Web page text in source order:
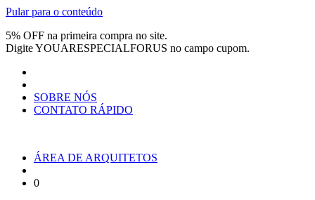
Pular para o conteúdo
5% OFF na primeira compra no site.
DigiteYOUARESPECIALFORUS no campo cupom.
SOBRE NÓS
CONTATO RÁPIDO
ÁREA DE ARQUITETOS
0